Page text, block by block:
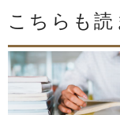
こちらも